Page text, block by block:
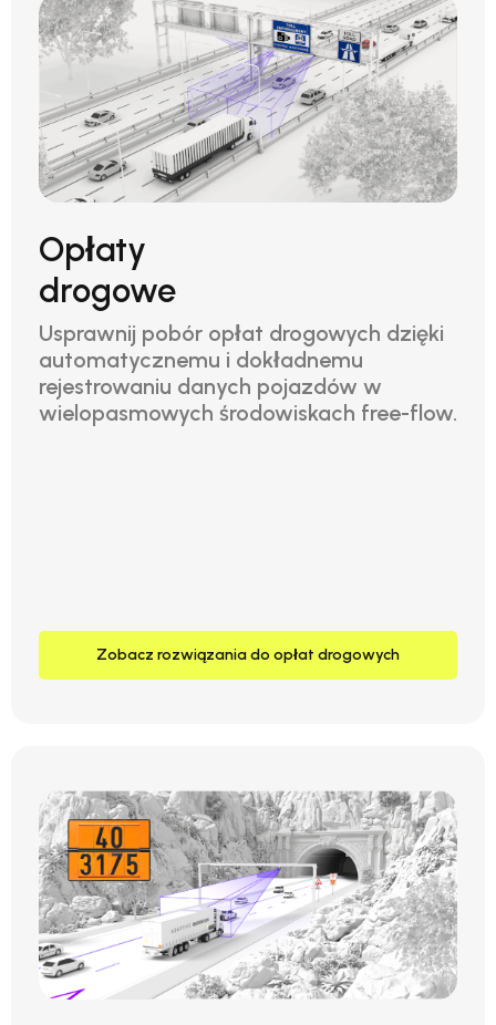
Opłaty
drogowe
Usprawnij pobór opłat drogowych dzięki
automatycznemu i dokładnemu
rejestrowaniu danych pojazdów w
wielopasmowych środowiskach free-flow.
Zobacz rozwiązania do opłat drogowych